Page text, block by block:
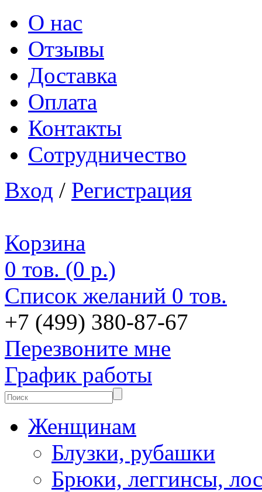
О нас
Отзывы
Доставка
Оплата
Контакты
Сотрудничество
Вход / Регистрация
Корзина
0 тов. (0 р.)
Список желаний 0 тов.
+7 (499) 380-87-67
Перезвоните мне
График работы
Женщинам
Блузки, рубашки
Брюки, леггинсы,